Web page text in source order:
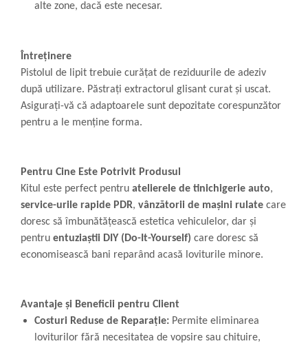
alte zone, dacă este necesar.
Întreținere
Pistolul de lipit trebuie curățat de reziduurile de adeziv
după utilizare. Păstrați extractorul glisant curat și uscat.
Asigurați-vă că adaptoarele sunt depozitate corespunzător
pentru a le menține forma.
Pentru Cine Este Potrivit Produsul
Kitul este perfect pentru atelierele de tinichigerie auto,
service-urile rapide PDR, vânzătorii de mașini rulate care
doresc să îmbunătățească estetica vehiculelor, dar și
pentru entuziaștii DIY (Do-It-Yourself) care doresc să
economisească bani reparând acasă loviturile minore.
Avantaje și Beneficii pentru Client
Costuri Reduse de Reparație: Permite eliminarea
loviturilor fără necesitatea de vopsire sau chituire,